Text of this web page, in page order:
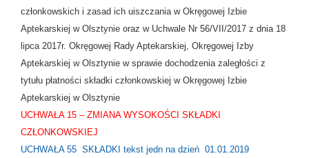
członkowskich i zasad ich uiszczania w Okręgowej Izbie
Aptekarskiej w Olsztynie oraz w Uchwale Nr 56/VII/2017 z dnia 18
lipca 2017r. Okręgowej Rady Aptekarskiej, Okręgowej Izby
Aptekarskiej w Olsztynie w sprawie dochodzenia zaległości z
tytułu płatności składki członkowskiej w Okręgowej Izbie
Aptekarskiej w Olsztynie
UCHWAŁA 15 – ZMIANA WYSOKOŚCI SKŁADKI
CZŁONKOWSKIEJ
UCHWAŁA 55 SKŁADKI tekst jedn na dzień 01.01.2019